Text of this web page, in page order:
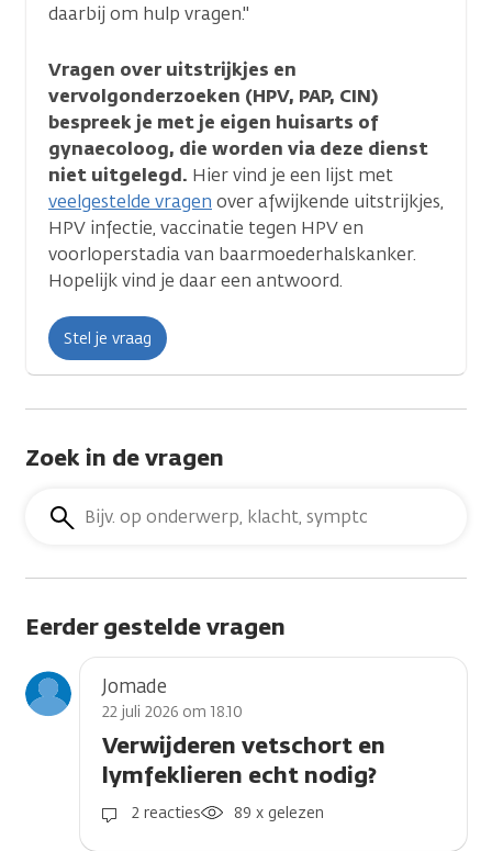
daarbij om hulp vragen."
Vragen over uitstrijkjes en
vervolgonderzoeken (HPV, PAP, CIN)
bespreek je met je eigen huisarts of
gynaecoloog, die worden via deze dienst
niet uitgelegd. Hier vind je een lijst met
veelgestelde vragen over afwijkende uitstrijkjes,
HPV infectie, vaccinatie tegen HPV en
voorloperstadia van baarmoederhalskanker.
Hopelijk vind je daar een antwoord.
Stel je vraag
Zoek in de vragen
in
vragen
Eerder gestelde vragen
Jomade
22 juli 2026 om 18.10
Verwijderen vetschort en
lymfeklieren echt nodig?
2 reacties 89 x gelezen